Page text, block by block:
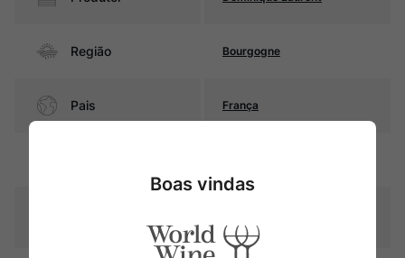
Região Bourgogne
Pais França
Boas vindas